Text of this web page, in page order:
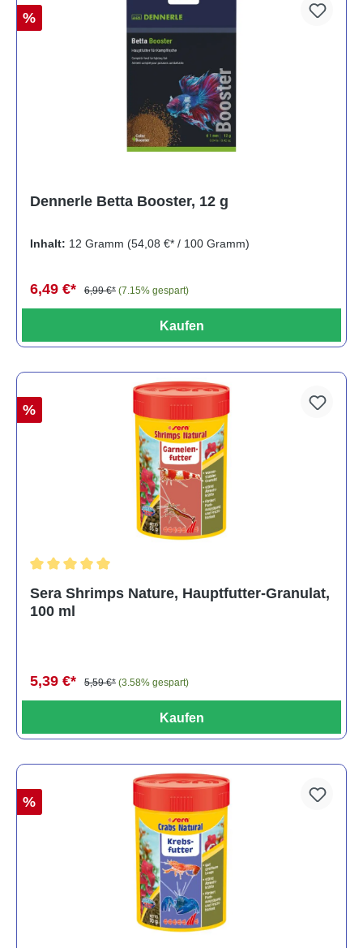
%
Dennerle Betta Booster, 12 g
Inhalt: 12 Gramm (54,08 €* / 100 Gramm)
6,49 €* 6,99 €* (7.15% gespart)
Kaufen
%
Sera Shrimps Nature, Hauptfutter-Granulat,
100 ml
5,39 €* 5,59 €* (3.58% gespart)
Kaufen
%